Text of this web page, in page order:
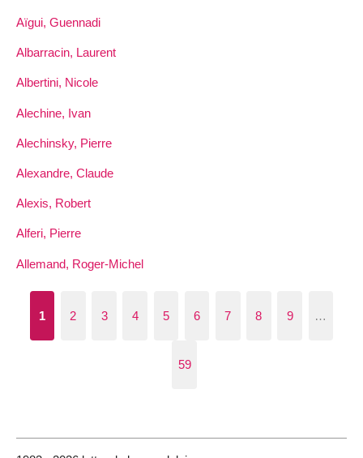
Aïgui, Guennadi
Albarracin, Laurent
Albertini, Nicole
Alechine, Ivan
Alechinsky, Pierre
Alexandre, Claude
Alexis, Robert
Alferi, Pierre
Allemand, Roger-Michel
1 2 3 4 5 6 7 8 9 …
59